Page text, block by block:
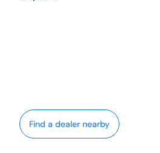
Find a dealer nearby